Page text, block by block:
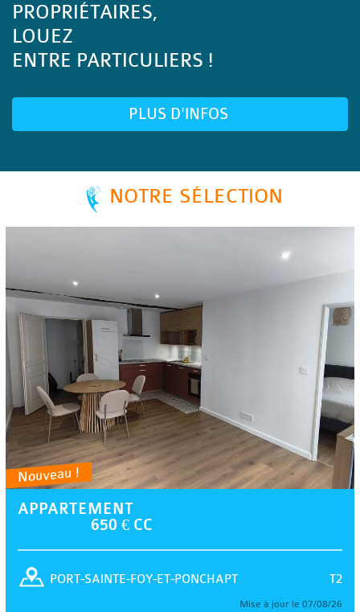
PROPRIÉTAIRES,
LOUEZ
ENTRE PARTICULIERS !
PLUS D'INFOS
NOTRE SÉLECTION
Nouveau !
APPARTEMENT
650 € CC
T2
PORT-SAINTE-FOY-ET-PONCHAPT
Mise à jour le 07/08/26